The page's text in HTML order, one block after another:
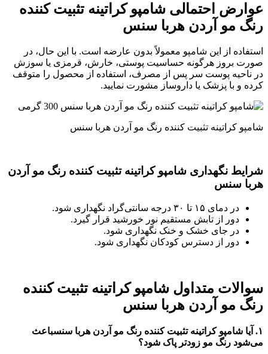
عوارض احتمالی شامپو کراتینه تثبیت کننده
رنگ مو آردن هربا سنس
استفاده از این شامپو معمولاً بدون عارضه است. با این حال، در
صورت بروز هرگونه حساسیت پوستی، خارش، قرمزی یا سوزش
در ناحیه پوست سر پس از مصرف، استفاده از محصول را متوقف
کرده و با پزشک یا داروساز مشورت نمایید.
شامپو کراتینه تثبیت کننده رنگ مو آردن هربا سنس
شرایط نگهداری شامپو کراتینه تثبیت کننده رنگ مو آردن
هربا سنس
در دمای ۱۵ تا ۳۰ درجه سانتی‌گراد نگهداری شود.
دور از تابش مستقیم نور خورشید قرار گیرد.
در جای خشک و خنک نگهداری شود.
دور از دسترس کودکان نگهداری شود.
سوالات متداول شامپو کراتینه تثبیت کننده
رنگ مو آردن هربا سنس
۱. آیا شامپو کراتینه تثبیت کننده رنگ مو آردن هربا سنسباعث
می‌شود رنگ مو زودتر پاک شود؟